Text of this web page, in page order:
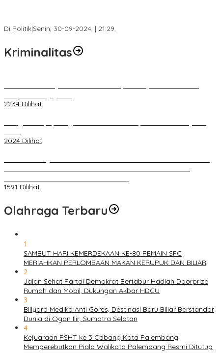
Di Politik|Senin, 30-09-2024, | 21:29,
Kriminalitas
2234 Dilihat
2024 Dilihat
1591 Dilihat
Olahraga Terbaru
1
SAMBUT HARI KEMERDEKAAN KE-80 PEMAIN SFC
MERIAHKAN PERLOMBAAN MAKAN KERUPUK DAN BILIAR
2
Jalan Sehat Partai Demokrat Bertabur Hadiah Doorprize
Rumah dan Mobil, Dukungan Akbar HDCU
3
Biliyard Medika Anti Gores, Destinasi Baru Biliar Berstandar
Dunia di Ogan Ilir, Sumatra Selatan
4
Kejuaraan PSHT ke 3 Cabang Kota Palembang
Memperebutkan Piala Walikota Palembang Resmi Ditutup